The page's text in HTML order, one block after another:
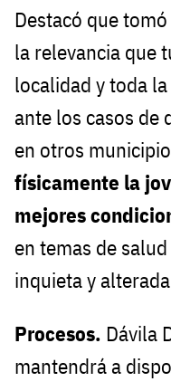
Destacó que
la relevancia que
localidad y toda
ante los casos de
en otros
físicamente la
mejores
en temas de
inquieta y
Procesos. Dávila
mantendrá a